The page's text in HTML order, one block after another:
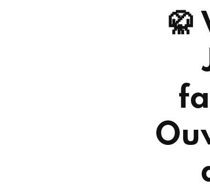
🥋